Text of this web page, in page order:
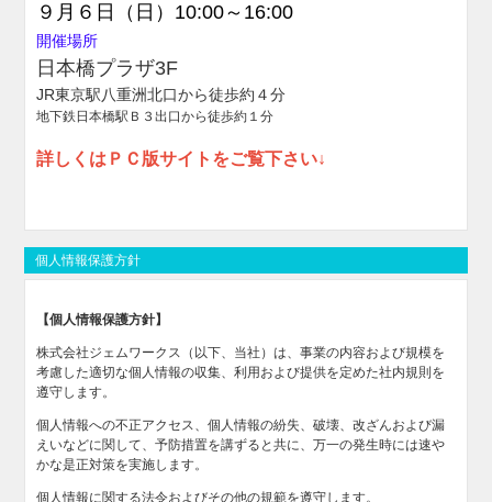
９月６日（日）10:00～16:00
開催場所
日本橋プラザ3F
JR東京駅八重洲北口から徒歩約４分
地下鉄日本橋駅Ｂ３出口から徒歩約１分
詳しくはＰＣ版サイトをご覧下さい↓
個人情報保護方針
【個人情報保護方針】
株式会社ジェムワークス（以下、当社）は、事業の内容および規模を
考慮した適切な個人情報の収集、利用および提供を定めた社内規則を
遵守します。
個人情報への不正アクセス、個人情報の紛失、破壊、改ざんおよび漏
えいなどに関して、予防措置を講ずると共に、万一の発生時には速や
かな是正対策を実施します。
個人情報に関する法令およびその他の規範を遵守します。